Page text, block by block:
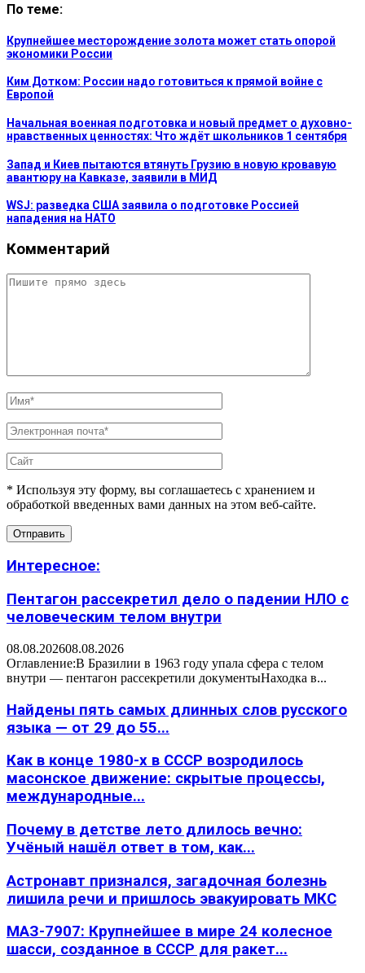
По теме:
Крупнейшее месторождение золота может стать опорой
экономики России
Ким Дотком: России надо готовиться к прямой войне с
Европой
Начальная военная подготовка и новый предмет о духовно-
нравственных ценностях: Что ждёт школьников 1 сентября
Запад и Киев пытаются втянуть Грузию в новую кровавую
авантюру на Кавказе, заявили в МИД
WSJ: разведка США заявила о подготовке Россией
нападения на НАТО
Комментарий
* Используя эту форму, вы соглашаетесь с хранением и
обработкой введенных вами данных на этом веб-сайте.
Интересное:
Пентагон рассекретил дело о падении НЛО с
человеческим телом внутри
08.08.202608.08.2026
Оглавление:В Бразилии в 1963 году упала сфера с телом
внутри — пентагон рассекретили документыНаходка в...
Найдены пять самых длинных слов русского
языка — от 29 до 55...
Как в конце 1980-х в СССР возродилось
масонское движение: скрытые процессы,
международные...
Почему в детстве лето длилось вечно:
Учёный нашёл ответ в том, как...
Астронавт признался, загадочная болезнь
лишила речи и пришлось эвакуировать МКС
МАЗ-7907: Крупнейшее в мире 24 колесное
шасси, созданное в СССР для ракет...